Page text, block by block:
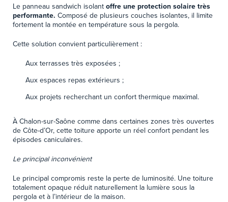
Le panneau sandwich isolant offre une protection solaire très
performante. Composé de plusieurs couches isolantes, il limite
fortement la montée en température sous la pergola.
Cette solution convient particulièrement :
Aux terrasses très exposées ;
Aux espaces repas extérieurs ;
Aux projets recherchant un confort thermique maximal.
À Chalon-sur-Saône comme dans certaines zones très ouvertes
de Côte-d’Or, cette toiture apporte un réel confort pendant les
épisodes caniculaires.
Le principal inconvénient
Le principal compromis reste la perte de luminosité. Une toiture
totalement opaque réduit naturellement la lumière sous la
pergola et à l’intérieur de la maison.